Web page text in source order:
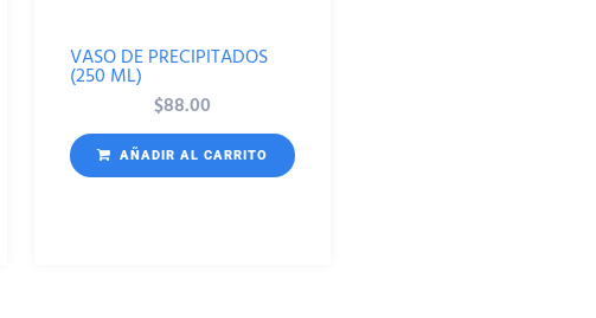
VASO DE PRECIPITADOS
(250 ML)
$88.00
AÑADIR AL CARRITO